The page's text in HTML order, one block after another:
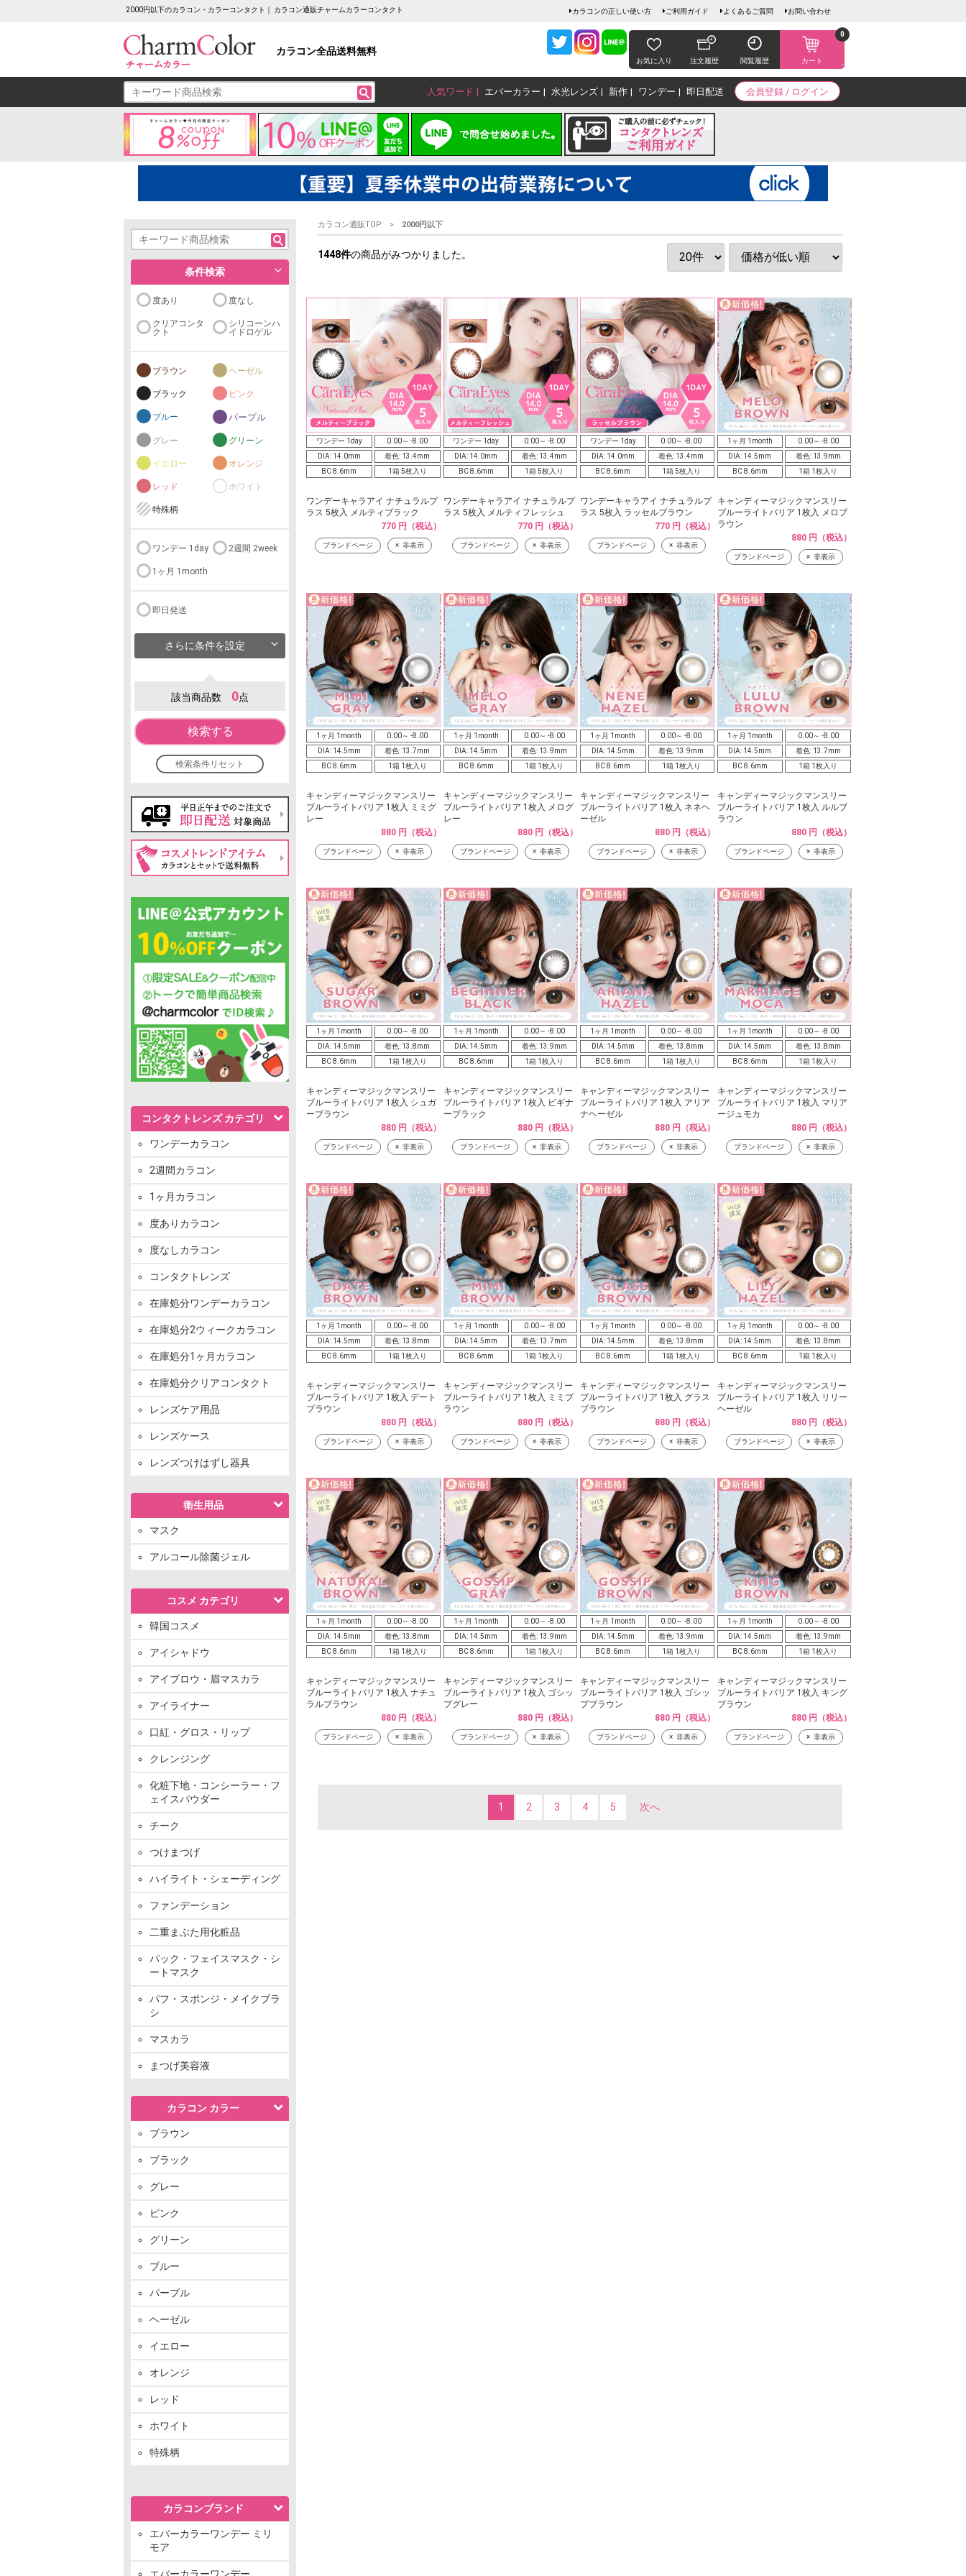
2000円以下のカラコン・カラーコンタクト｜ カラコン通販チャームカラーコンタクト カラコンの正しい使い方 ご利用ガイド よくあるご質問 お問い合わせ
カラコン全品送料無料
お気に入り 注文履歴 閲覧履歴 カート
0
会員登録 / ログイン
人気ワード エバーカラー 水光レンズ 新作 ワンデー 即日配送
条件検索
度あり 度なし
クリアコンタ
クト
シリコーンハ
イドロゲル
ブラウン ヘーゼル
ブラック ピンク
ブルー パープル
グレー グリーン
イエロー オレンジ
レッド ホワイト
特殊柄
ワンデー 1day 2週間 2week
1ヶ月 1month
即日発送
さらに条件を設定
該当商品数 0点
検索する
検索条件リセット
コンタクトレンズ カテゴリ
ワンデーカラコン
2週間カラコン
1ヶ月カラコン
度ありカラコン
度なしカラコン
コンタクトレンズ
在庫処分ワンデーカラコン
在庫処分2ウィークカラコン
在庫処分1ヶ月カラコン
在庫処分クリアコンタクト
レンズケア用品
レンズケース
レンズつけはずし器具
衛生用品
マスク
アルコール除菌ジェル
コスメ カテゴリ
韓国コスメ
アイシャドウ
アイブロウ・眉マスカラ
アイライナー
口紅・グロス・リップ
クレンジング
化粧下地・コンシーラー・フ
ェイスパウダー
チーク
つけまつげ
ハイライト・シェーディング
ファンデーション
二重まぶた用化粧品
パック・フェイスマスク・シ
ートマスク
パフ・スポンジ・メイクブラ
シ
マスカラ
まつげ美容液
カラコン カラー
ブラウン
ブラック
グレー
ピンク
グリーン
ブルー
パープル
ヘーゼル
イエロー
オレンジ
レッド
ホワイト
特殊柄
カラコンブランド
エバーカラーワンデー ミリ
モア
エバーカラーワンデー
カラコン通販TOP 2000円以下
1448件の商品がみつかりました。
ワンデー 1day
0.00～ -8.00
DIA: 14.0mm
着色: 13.4mm
BC 8.6mm
1箱 5枚入り
ワンデーキャラアイ ナチュラルプ
ラス 5枚入 メルティブラック
770 円（税込）
ブランドページ 非表示
ワンデー 1day
0.00～ -8.00
DIA: 14.0mm
着色: 13.4mm
BC 8.6mm
1箱 5枚入り
ワンデーキャラアイ ナチュラルプ
ラス 5枚入 メルティフレッシュ
770 円（税込）
ブランドページ 非表示
ワンデー 1day
0.00～ -8.00
DIA: 14.0mm
着色: 13.4mm
BC 8.6mm
1箱 5枚入り
ワンデーキャラアイ ナチュラルプ
ラス 5枚入 ラッセルブラウン
770 円（税込）
ブランドページ 非表示
1ヶ月 1month
0.00～ -8.00
DIA: 14.5mm
着色: 13.9mm
BC 8.6mm
1箱 1枚入り
キャンディーマジックマンスリー
ブルーライトバリア 1枚入 メロブ
ラウン
880 円（税込）
ブランドページ 非表示
1ヶ月 1month
0.00～ -8.00
DIA: 14.5mm
着色: 13.7mm
BC 8.6mm
1箱 1枚入り
キャンディーマジックマンスリー
ブルーライトバリア 1枚入 ミミグ
レー
880 円（税込）
ブランドページ 非表示
1ヶ月 1month
0.00～ -8.00
DIA: 14.5mm
着色: 13.9mm
BC 8.6mm
1箱 1枚入り
キャンディーマジックマンスリー
ブルーライトバリア 1枚入 メログ
レー
880 円（税込）
ブランドページ 非表示
1ヶ月 1month
0.00～ -8.00
DIA: 14.5mm
着色: 13.9mm
BC 8.6mm
1箱 1枚入り
キャンディーマジックマンスリー
ブルーライトバリア 1枚入 ネネヘ
ーゼル
880 円（税込）
ブランドページ 非表示
1ヶ月 1month
0.00～ -8.00
DIA: 14.5mm
着色: 13.7mm
BC 8.6mm
1箱 1枚入り
キャンディーマジックマンスリー
ブルーライトバリア 1枚入 ルルブ
ラウン
880 円（税込）
ブランドページ 非表示
1ヶ月 1month
0.00～ -8.00
DIA: 14.5mm
着色: 13.8mm
BC 8.6mm
1箱 1枚入り
キャンディーマジックマンスリー
ブルーライトバリア 1枚入 シュガ
ーブラウン
880 円（税込）
ブランドページ 非表示
1ヶ月 1month
0.00～ -8.00
DIA: 14.5mm
着色: 13.9mm
BC 8.6mm
1箱 1枚入り
キャンディーマジックマンスリー
ブルーライトバリア 1枚入 ビギナ
ーブラック
880 円（税込）
ブランドページ 非表示
1ヶ月 1month
0.00～ -8.00
DIA: 14.5mm
着色: 13.8mm
BC 8.6mm
1箱 1枚入り
キャンディーマジックマンスリー
ブルーライトバリア 1枚入 アリア
ナヘーゼル
880 円（税込）
ブランドページ 非表示
1ヶ月 1month
0.00～ -8.00
DIA: 14.5mm
着色: 13.8mm
BC 8.6mm
1箱 1枚入り
キャンディーマジックマンスリー
ブルーライトバリア 1枚入 マリア
ージュモカ
880 円（税込）
ブランドページ 非表示
1ヶ月 1month
0.00～ -8.00
DIA: 14.5mm
着色: 13.8mm
BC 8.6mm
1箱 1枚入り
キャンディーマジックマンスリー
ブルーライトバリア 1枚入 デート
ブラウン
880 円（税込）
ブランドページ 非表示
1ヶ月 1month
0.00～ -8.00
DIA: 14.5mm
着色: 13.7mm
BC 8.6mm
1箱 1枚入り
キャンディーマジックマンスリー
ブルーライトバリア 1枚入 ミミブ
ラウン
880 円（税込）
ブランドページ 非表示
1ヶ月 1month
0.00～ -8.00
DIA: 14.5mm
着色: 13.8mm
BC 8.6mm
1箱 1枚入り
キャンディーマジックマンスリー
ブルーライトバリア 1枚入 グラス
ブラウン
880 円（税込）
ブランドページ 非表示
1ヶ月 1month
0.00～ -8.00
DIA: 14.5mm
着色: 13.8mm
BC 8.6mm
1箱 1枚入り
キャンディーマジックマンスリー
ブルーライトバリア 1枚入 リリー
ヘーゼル
880 円（税込）
ブランドページ 非表示
1ヶ月 1month
0.00～ -8.00
DIA: 14.5mm
着色: 13.8mm
BC 8.6mm
1箱 1枚入り
キャンディーマジックマンスリー
ブルーライトバリア 1枚入 ナチュ
ラルブラウン
880 円（税込）
ブランドページ 非表示
1ヶ月 1month
0.00～ -8.00
DIA: 14.5mm
着色: 13.9mm
BC 8.6mm
1箱 1枚入り
キャンディーマジックマンスリー
ブルーライトバリア 1枚入 ゴシッ
プグレー
880 円（税込）
ブランドページ 非表示
1ヶ月 1month
0.00～ -8.00
DIA: 14.5mm
着色: 13.9mm
BC 8.6mm
1箱 1枚入り
キャンディーマジックマンスリー
ブルーライトバリア 1枚入 ゴシッ
プブラウン
880 円（税込）
ブランドページ 非表示
1ヶ月 1month
0.00～ -8.00
DIA: 14.5mm
着色: 13.9mm
BC 8.6mm
1箱 1枚入り
キャンディーマジックマンスリー
ブルーライトバリア 1枚入 キング
ブラウン
880 円（税込）
ブランドページ 非表示
1 2 3 4 5 次へ